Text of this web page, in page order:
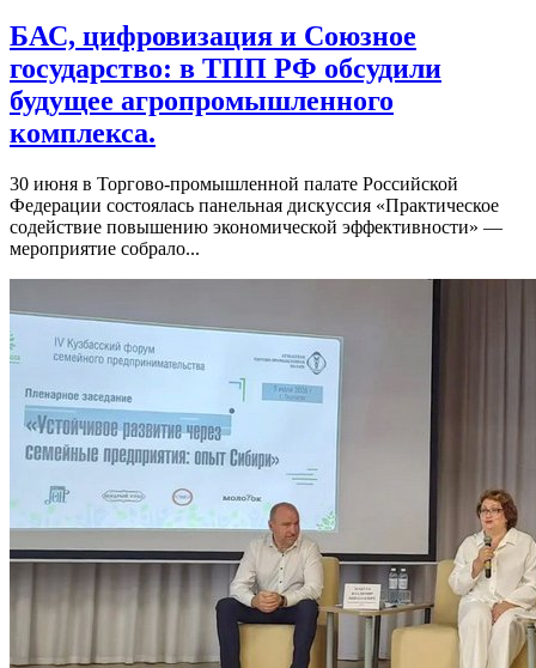
БАС, цифровизация и Союзное
государство: в ТПП РФ обсудили
будущее агропромышленного
комплекса.
30 июня в Торгово-промышленной палате Российской
Федерации состоялась панельная дискуссия «Практическое
содействие повышению экономической эффективности» —
мероприятие собрало...